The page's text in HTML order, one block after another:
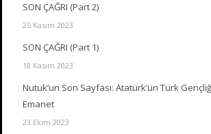
SON ÇAĞRI (Part 2)
25 Kasım 2023
SON ÇAĞRI (Part 1)
18 Kasım 2023
Nutuk’un Son Sayfası: Atatürk’ün Türk
Emanet
23 Ekim 2023